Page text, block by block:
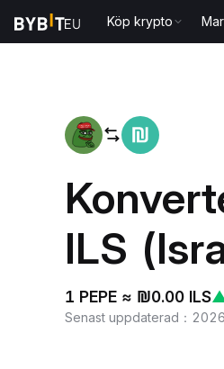
Köp krypto
ILS
1 PEPE ≈ ₪0.00 ILS
Senast uppdaterad ：